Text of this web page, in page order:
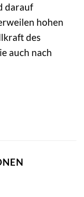
darauf
hohen
des
auch nach